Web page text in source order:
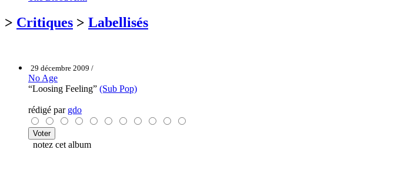
> Critiques > Labellisés
29 décembre 2009 /
No Age
“Loosing Feeling” (Sub Pop)
rédigé par gdo
notez cet album